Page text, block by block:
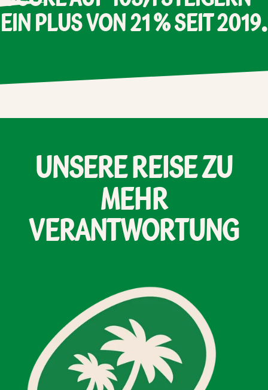
EINPLUSVON21%SEIT2019.
UNSEREREISEZU
MEHR
VERANTWORTUNG